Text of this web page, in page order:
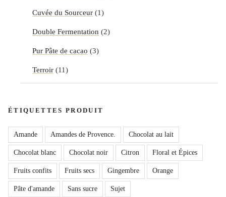
Cuvée du Sourceur (1)
Double Fermentation (2)
Pur Pâte de cacao (3)
Terroir (11)
ÉTIQUETTES PRODUIT
Amande Amandes de Provence. Chocolat au lait
Chocolat blanc Chocolat noir Citron Floral et Épices
Fruits confits Fruits secs Gingembre Orange
Pâte d'amande Sans sucre Sujet